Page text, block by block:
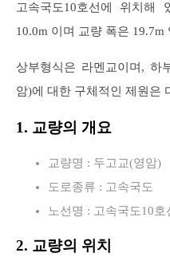
고속국도10호선에 위치해
10.0m 이며 교량 폭은 19.7m
상부형식은 라멘교이며, 하
암)에 대한 구체적인 제원은
1. 교량의 개요
교량명 : 두고교(영암)
도로종류 : 고속국도
노선명 : 고속국도10호
2. 교량의 위치